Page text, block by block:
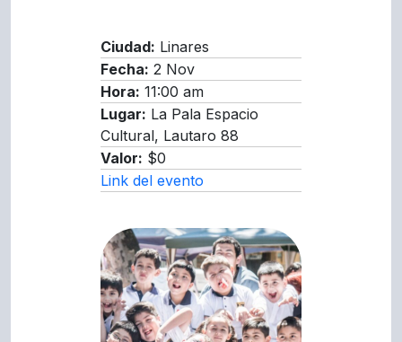
Ciudad: Linares
Fecha: 2 Nov
Hora: 11:00 am
Lugar: La Pala Espacio
Cultural, Lautaro 88
Valor: $0
Link del evento